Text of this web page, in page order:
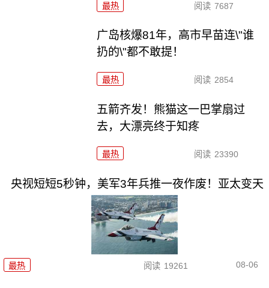
最热 阅读 7687
广岛核爆81年，高市早苗连\"谁
扔的\"都不敢提！
最热 阅读 2854
五箭齐发！熊猫这一巴掌扇过
去，大漂亮终于知疼
最热 阅读 23390
央视短短5秒钟，美军3年兵推一夜作废！亚太变天
最热 阅读 19261 08-06